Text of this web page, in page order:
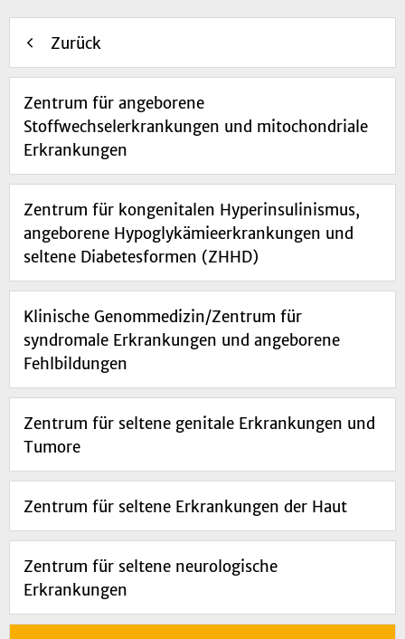
Zurück
Zentrum für angeborene
Stoffwechselerkrankungen und mitochondriale
Erkrankungen
Zentrum für kongenitalen Hyperinsulinismus,
angeborene Hypoglykämieerkrankungen und
seltene Diabetesformen (ZHHD)
Klinische Genommedizin/Zentrum für
syndromale Erkrankungen und angeborene
Fehlbildungen
Zentrum für seltene genitale Erkrankungen und
Tumore
Zentrum für seltene Erkrankungen der Haut
Zentrum für seltene neurologische
Erkrankungen